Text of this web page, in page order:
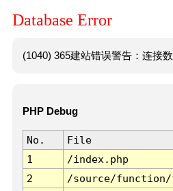
Database Error
(1040) 365建站错误警告：连接
PHP Debug
No. File
1
/index.php
2
/source/function/